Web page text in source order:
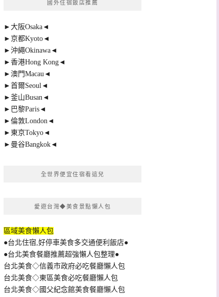
國外住宿飯店推薦
►大阪Osaka◄
►京都Kyoto◄
►沖繩Okinawa◄
►香港Hong Kong◄
►澳門Macau◄
►首爾Seoul◄
►釜山Busan◄
►巴黎Paris◄
►倫敦London◄
►東京Tokyo◄
►曼谷Bangkok◄
全世界便宜住宿看這兒
愛遊台灣◆美食景點懶人包
區域美食懶人包
●台北住宿,好停車美食多交通便利飯店●
●台北美食餐廳推薦超強懶人包整理●
台北美食◇信義市政府必吃餐廳懶人包
台北美食◇東區美食必吃餐廳懶人包
台北美食◇國父紀念館美食餐廳懶人包